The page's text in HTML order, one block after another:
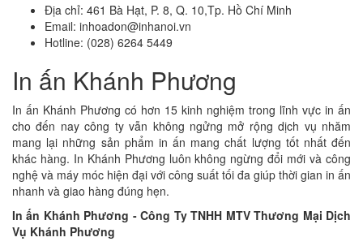
Địa chỉ: 461 Bà Hạt, P. 8, Q. 10,Tp. Hồ Chí Minh
Email: inhoadon@inhanoi.vn
Hotline: (028) 6264 5449
In ấn Khánh Phương
In ấn Khánh Phương có hơn 15 kinh nghiệm trong lĩnh vực in ấn
cho đến nay công ty vẫn không ngửng mở rộng dịch vụ nhăm
mang lại những sản phẩm in ấn mang chất lượng tốt nhất đến
khác hàng. In Khánh Phương luôn không ngừng đổi mới và công
nghệ và máy móc hiện đại với công suất tối đa giúp thời gian in ấn
nhanh và giao hàng đúng hẹn.
In ấn Khánh Phương - Công Ty TNHH MTV Thương Mại Dịch
Vụ Khánh Phương